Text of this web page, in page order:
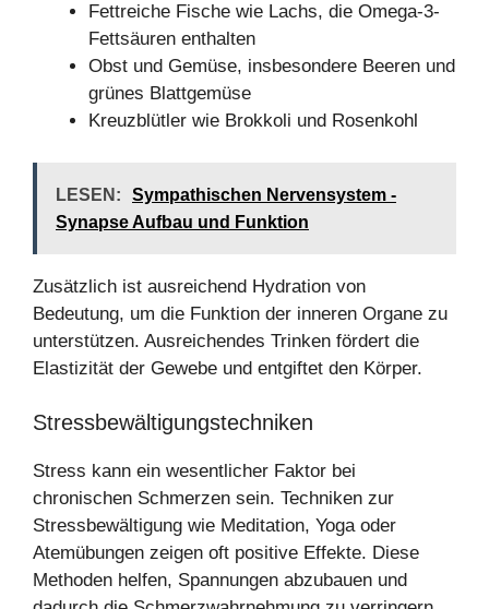
Fettreiche Fische wie Lachs, die Omega-3-
Fettsäuren enthalten
Obst und Gemüse, insbesondere Beeren und
grünes Blattgemüse
Kreuzblütler wie Brokkoli und Rosenkohl
LESEN:
Sympathischen Nervensystem -
Synapse Aufbau und Funktion
Zusätzlich ist ausreichend Hydration von
Bedeutung, um die Funktion der inneren Organe zu
unterstützen. Ausreichendes Trinken fördert die
Elastizität der Gewebe und entgiftet den Körper.
Stressbewältigungstechniken
Stress kann ein wesentlicher Faktor bei
chronischen Schmerzen sein. Techniken zur
Stressbewältigung wie Meditation, Yoga oder
Atemübungen zeigen oft positive Effekte. Diese
Methoden helfen, Spannungen abzubauen und